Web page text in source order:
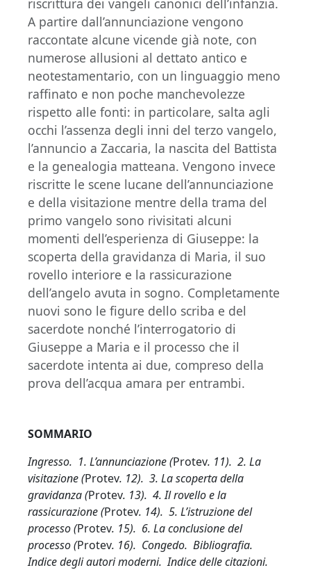
A partire dall’annunciazione vengono
raccontate alcune vicende già note, con
numerose allusioni al dettato antico e
neotestamentario, con un linguaggio meno
raffinato e non poche manchevolezze
rispetto alle fonti: in particolare, salta agli
occhi l’assenza degli inni del terzo vangelo,
l’annuncio a Zaccaria, la nascita del Battista
e la genealogia matteana. Vengono invece
riscritte le scene lucane dell’annunciazione
e della visitazione mentre della trama del
primo vangelo sono rivisitati alcuni
momenti dell’esperienza di Giuseppe: la
scoperta della gravidanza di Maria, il suo
rovello interiore e la rassicurazione
dell’angelo avuta in sogno. Completamente
nuovi sono le figure dello scriba e del
sacerdote nonché l’interrogatorio di
Giuseppe a Maria e il processo che il
sacerdote intenta ai due, compreso della
prova dell’acqua amara per entrambi.
SOMMARIO
Ingresso. 1. L’annunciazione (Protev. 11). 2. La
visitazione (Protev. 12). 3. La scoperta della
gravidanza (Protev. 13). 4. Il rovello e la
rassicurazione (Protev. 14). 5. L’istruzione del
processo (Protev. 15). 6. La conclusione del
processo (Protev. 16). Congedo. Bibliografia.
Indice degli autori moderni. Indice delle citazioni.